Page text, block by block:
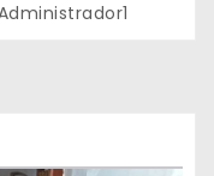
ALVEAR